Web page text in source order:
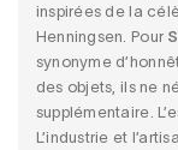
inspirées de la
Henningsen. Pour
synonyme
des objets, ils ne
supplémentaire.
L’industrie et